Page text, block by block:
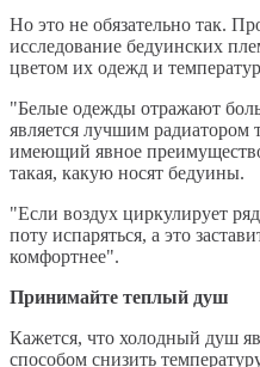
Но это не обязательно так.
исследование бедуинских
цветом их одежд и
"Белые одежды отражают
является лучшим радиатором
имеющий явное
такая, какую носят бедуины.
"Если воздух циркулирует
поту испаряться, а это
комфортнее".
Принимайте теплый душ
Кажется, что холодный душ
способом снизить